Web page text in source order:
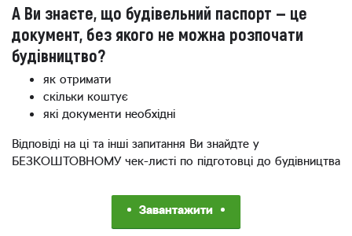
А Ви знаєте, що будівельний паспорт — це
документ, без якого не можна розпочати
будівництво?
як отримати
скільки коштує
які документи необхідні
Відповіді на ці та інші запитання Ви знайдте у
БЕЗКОШТОВНОМУ чек-листі по підготовці до будівництва
Завантажити